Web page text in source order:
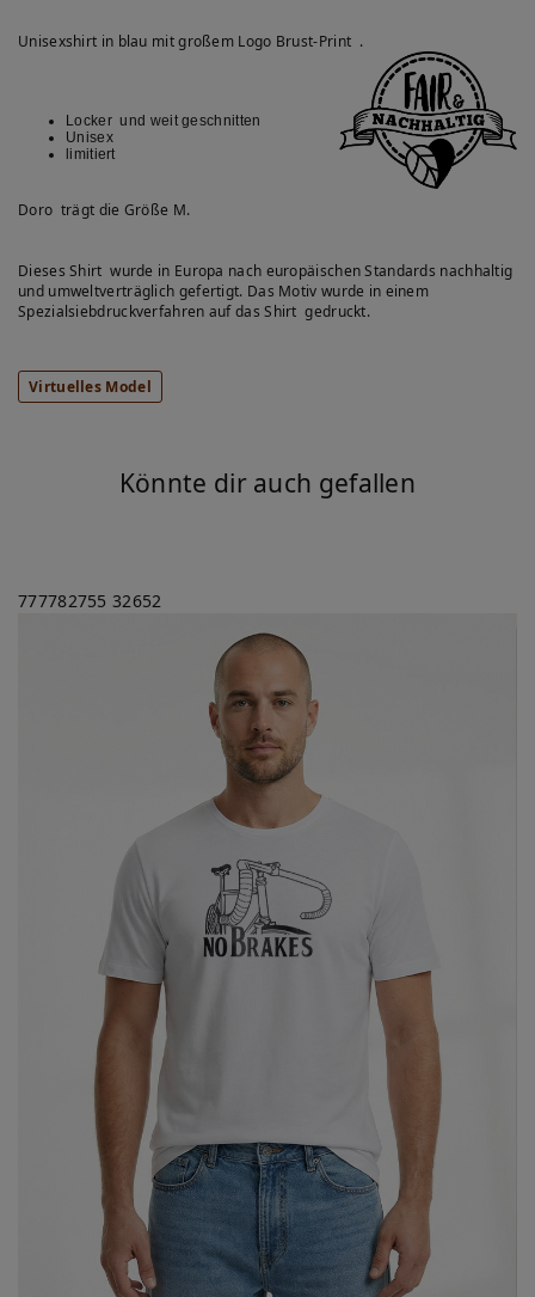
Unisexshirt in blau mit großem Logo Brust-Print .
Locker und weit geschnitten
Unisex
limitiert
Doro trägt die Größe M.
Dieses Shirt wurde in Europa nach europäischen Standards nachhaltig
und umweltverträglich gefertigt. Das Motiv wurde in einem
Spezialsiebdruckverfahren auf das Shirt gedruckt.
Virtuelles Model
Könnte dir auch gefallen
777782755 32652